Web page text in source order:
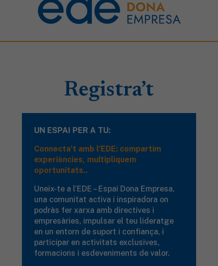
Registra’t
UN ESPAI PER A TU:
Connecta’t amb l’EDE: compartim
experiències, multipliquem
oportunitats..
Uneix-te a l’EDE – Espai Dona Empresa,
una comunitat activa i inspiradora on
podràs fer xarxa amb directives i
empresàries, impulsar el teu lideratge
en un entorn de suport i confiança, i
participar en activitats exclusives,
formacions i esdeveniments de valor.